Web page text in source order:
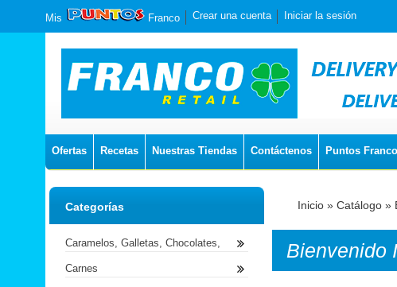
Mis Franco Crear una cuenta Iniciar la sesión
Ofertas Recetas Nuestras Tiendas Contáctenos Puntos Franco
Inicio » Catálogo »
Bienvenido
Categorías
Caramelos, Galletas, Chocolates,
Carnes